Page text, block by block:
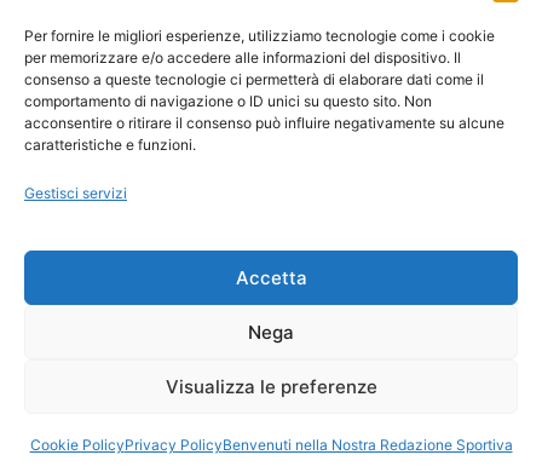
Per fornire le migliori esperienze, utilizziamo tecnologie come i cookie
per memorizzare e/o accedere alle informazioni del dispositivo. Il
consenso a queste tecnologie ci permetterà di elaborare dati come il
comportamento di navigazione o ID unici su questo sito. Non
acconsentire o ritirare il consenso può influire negativamente su alcune
caratteristiche e funzioni.
Gestisci servizi
Accetta
Nega
Visualizza le preferenze
Cookie PolicyPrivacy PolicyBenvenuti nella Nostra Redazione Sportiva
Ora Esatta in Italia in questo momento
Ti Senti Strano Ultimamente? Potrebbe Essere per
la Risonanza di Schumann
Come Sapere Se Stai Ascendendo alla Quinta
Copyright 2026 NotiziePlus.com
📰 Contenuto Umano Verificato
Privacy Coockie
Pubblicità